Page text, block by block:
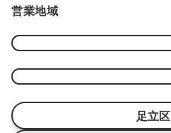
リ
営業地域
足立区